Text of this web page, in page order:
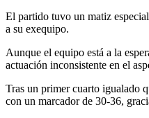
El partido tuvo un matiz
a su exequipo.
Aunque el equipo está a la
actuación inconsistente en el
Tras un primer cuarto igualado
con un marcador de 30-36,